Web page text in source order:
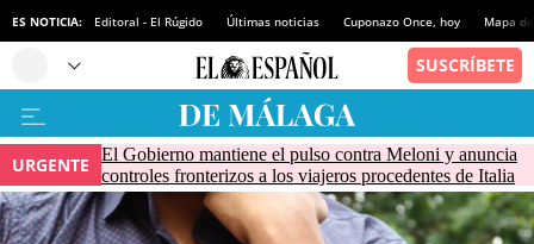
ES NOTICIA: Editoral - El Rúgido Últimas noticias Cuponazo Once, hoy Mapa
URGENTE
El Gobierno mantiene el pulso contra Meloni y anuncia
controles fronterizos a los viajeros procedentes de Italia